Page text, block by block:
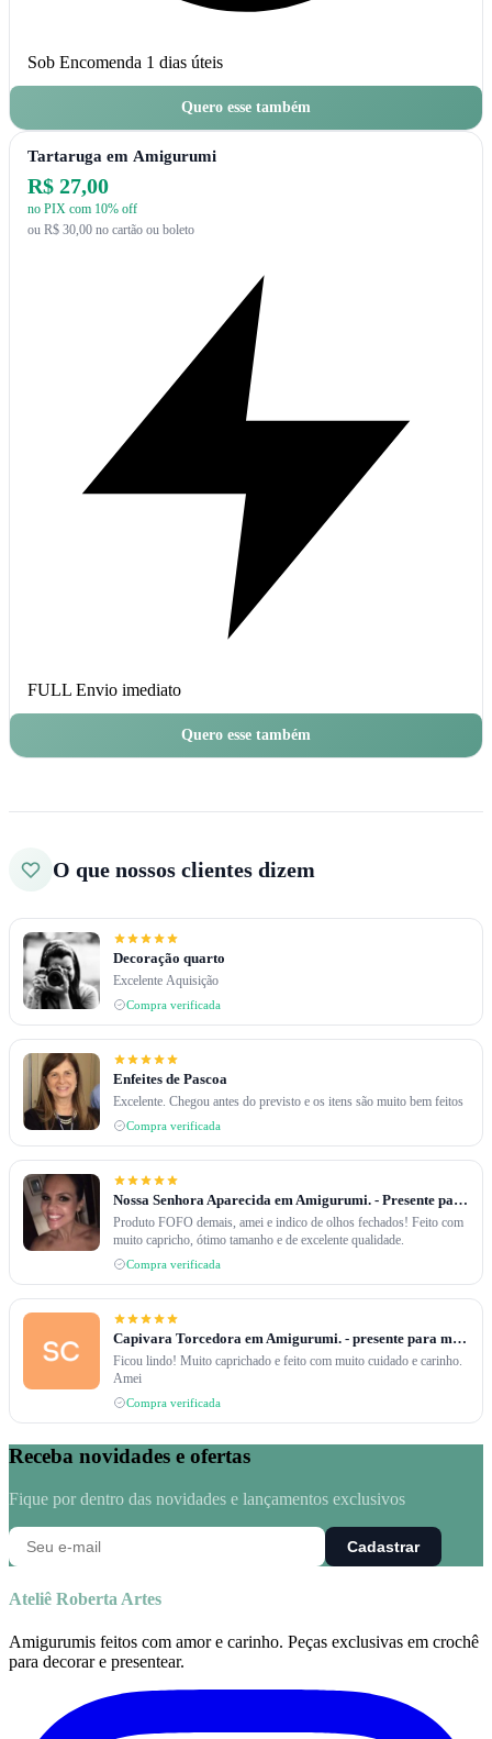
Sob Encomenda 1 dias úteis
Quero esse também
Tartaruga em Amigurumi
R$ 27,00
no PIX com 10% off
ou R$ 30,00 no cartão ou boleto
FULL Envio imediato
Quero esse também
O que nossos clientes dizem
Decoração quarto
Excelente Aquisição
Compra verificada
Enfeites de Pascoa
Excelente. Chegou antes do previsto e os itens são muito bem feitos
Compra verificada
Nossa Senhora Aparecida em Amigurumi. - Presente para filhos de uma amiga.
Produto FOFO demais, amei e indico de olhos fechados! Feito com
muito capricho, ótimo tamanho e de excelente qualidade.
Compra verificada
Capivara Torcedora em Amigurumi. - presente para meu caçula.
Ficou lindo! Muito caprichado e feito com muito cuidado e carinho.
Amei
Compra verificada
Receba novidades e ofertas
Fique por dentro das novidades e lançamentos exclusivos
Cadastrar
Ateliê Roberta Artes
Amigurumis feitos com amor e carinho. Peças exclusivas em crochê
para decorar e presentear.